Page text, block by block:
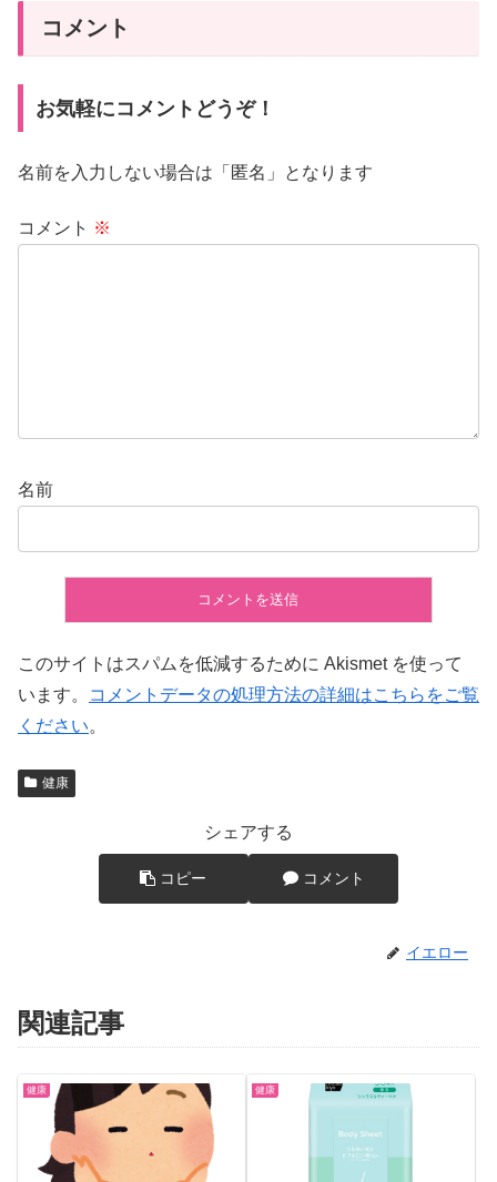
コメント
お気軽にコメントどうぞ！
名前を入力しない場合は「匿名」となります
コメント ※
名前
このサイトはスパムを低減するために Akismet を使って
います。
コメントデータの処理方法の詳細はこちらをご覧
ください。
健康
シェアする
コピー コメント
イエロー
関連記事
健康 健康